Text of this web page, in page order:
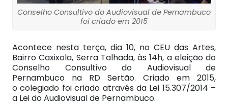
Conselho Consultivo do Audiovisual de Pernambuco
foi criado em 2015
Acontece nesta terça, dia 10, no CEU das Artes,
Bairro Caxixola, Serra Talhada, às 14h, a eleição do
Conselho Consultivo do Audiovisual de
Pernambuco na RD Sertão. Criado em 2015,
o colegiado foi criado através da Lei 15.307/2014 –
a Lei do Audiovisual de Pernambuco.